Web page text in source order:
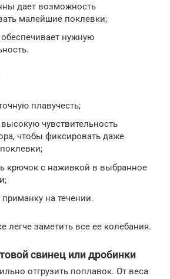
дает возможность
малейшие поклевки;
нужную
плавучесть;
чувствительность
чтобы фиксировать даже
крючок с наживкой в выбранное
приманку на течении.
легче заметить все ее колебания.
свинец или дробинки
отгрузить поплавок. От веса